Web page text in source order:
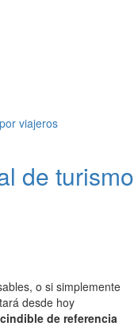
de turismo
o si simplemente
desde hoy
de referencia